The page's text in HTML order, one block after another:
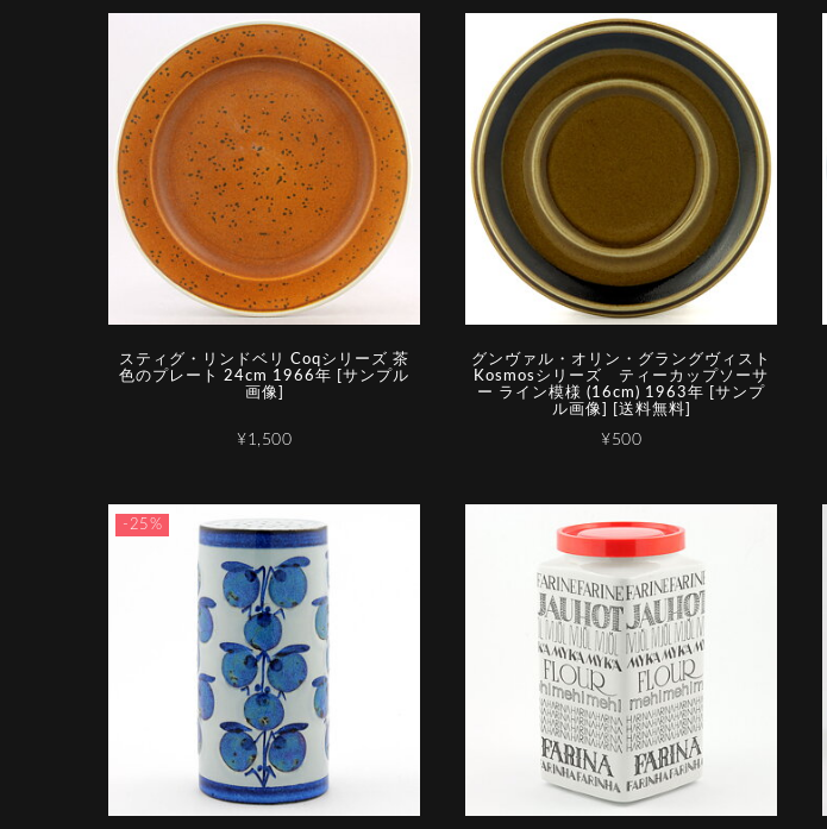
スティグ・リンドベリ Coqシリーズ 茶
色のプレート 24cm 1966年 [サンプル
画像]
¥1,500
グンヴァル・オリン・グラングヴィスト
Kosmosシリーズ ティーカップソーサ
ー ライン模様 (16cm) 1963年 [サンプ
ル画像] [送料無料]
¥500
-25%